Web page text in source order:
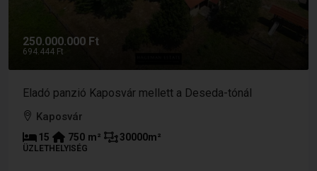
250.000.000 Ft
694.444 Ft
Eladó panzió Kaposvár mellett a Deseda-tónál
Kaposvár
15 750 m² 30000m²
ÜZLETHELYISÉG